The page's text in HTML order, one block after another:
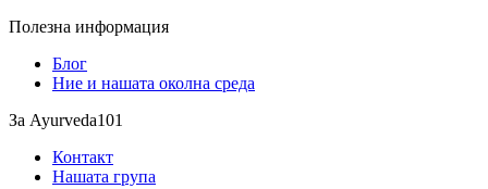
Полезна информация
Блог
Ние и нашата околна среда
За Ayurveda101
Контакт
Нашата група